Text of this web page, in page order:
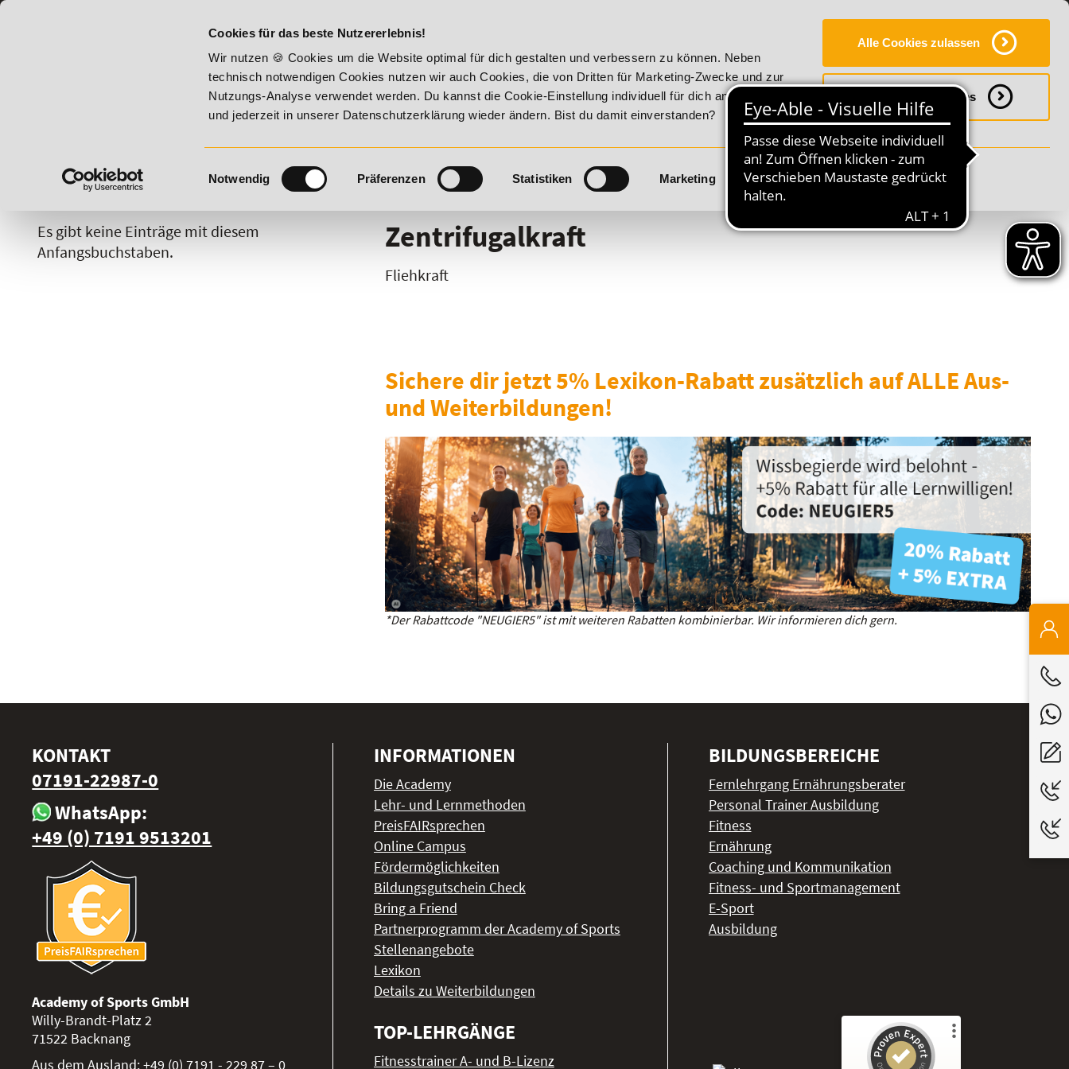
Cookies für das beste Nutzererlebnis!
Wir nutzen 🍪 Cookies um die Website optimal für dich gestalten und verbessern zu können. Neben
technisch notwendigen Cookies nutzen wir auch Cookies, die von Dritten für Marketing-Zwecke und zur
Nutzungs-Analyse verwendet werden. Du kannst die Cookie-Einstellung individuell für dich anpassen
und jederzeit in unserer Datenschutzerklärung wieder ändern. Bist du damit einverstanden?
Einwilligungsauswahl
Notwendig Präferenzen Statistiken Marketing Details anzeigen
Alle Cookies zulassen
Notwendige Cookies
KONTAKT FAQ ONLINE-CAMPUS
20% Rabatt bis 17. August 2026 - Summer Vitality! 20% Rabatt bis 17. August 2026 - Summer Vitality! 20% Rabatt bis 17. August 2026 - Summer Vitality!
B C G H K L O P S T
Zentrifugalkraft
Fliehkraft
Sichere dir jetzt 5% Lexikon-Rabatt zusätzlich auf ALLE Aus-
und Weiterbildungen!
*Der Rabattcode "NEUGIER5" ist mit weiteren Rabatten kombinierbar. Wir informieren dich gern.
Es gibt keine Einträge mit diesem
Anfangsbuchstaben.
KONTAKT
07191-22987-0
WhatsApp:
+49 (0) 7191 9513201
Academy of Sports GmbH
Willy-Brandt-Platz 2
71522 Backnang
Aus dem Ausland:+49 (0) 7191 - 229 87 – 0
INFORMATIONEN
Die Academy
Lehr- und Lernmethoden
PreisFAIRsprechen
Online Campus
Fördermöglichkeiten
Bildungsgutschein Check
Bring a Friend
Partnerprogramm der Academy of Sports
Stellenangebote
Lexikon
Details zu Weiterbildungen
TOP-LEHRGÄNGE
Fitnesstrainer A- und B-Lizenz
BILDUNGSBEREICHE
Fernlehrgang Ernährungsberater
Personal Trainer Ausbildung
Fitness
Ernährung
Coaching und Kommunikation
Fitness- und Sportmanagement
E-Sport
Ausbildung
Kundenbewertungen und Erfahrungen zu